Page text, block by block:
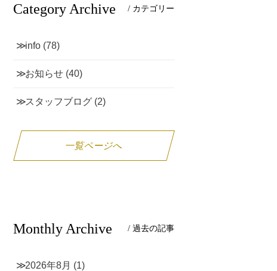
Category Archive / カテゴリー
info (78)
お知らせ (40)
スタッフブログ (2)
一覧ページへ
Monthly Archive / 過去の記事
2026年8月 (1)